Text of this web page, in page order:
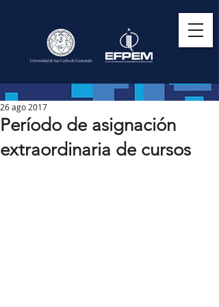
Período de asignación
extraordinaria de cursos
26 ago 2017